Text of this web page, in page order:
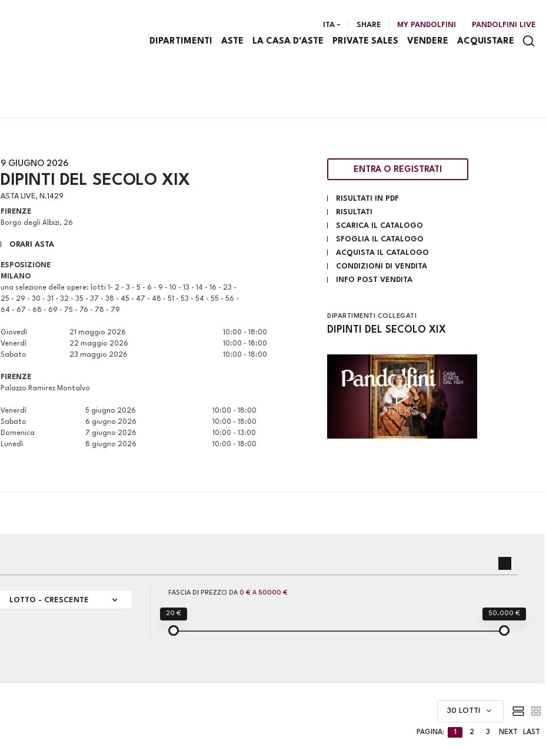
ITA SHARE MY PANDOLFINI PANDOLFINI LIVE
DIPARTIMENTI ASTE LA CASA D'ASTE PRIVATE SALES VENDERE ACQUISTARE
9 GIUGNO 2026
DIPINTI DEL SECOLO XIX
ASTA LIVE, N.1429
FIRENZE
Borgo degli Albizi, 26
ORARI ASTA
ESPOSIZIONE
MILANO
una selezione delle opere: lotti 1- 2 - 3 - 5 - 6 - 9 - 10 - 13 - 14 - 16 - 23 -
25 - 29 - 30 - 31 - 32 - 35 - 37 - 38 - 45 - 47 - 48 - 51 - 53 - 54 - 55 - 56 -
64 - 67 - 68 - 69 - 75 - 76 - 78 - 79
Giovedì 21 maggio 2026
10:00 - 18:00
Venerdì
22 maggio 2026
10:00 - 18:00
Sabato
23 maggio 2026 10:00 - 18:00
FIRENZE
Palazzo Ramirez Montalvo
Venerdì 5 giugno 2026
10:00 - 18:00
Sabato
6 giugno 2026
10:00 - 18:00
Domenica
7 giugno 2026
10:00 - 13:00
Lunedì
8 giugno 2026 10:00 - 18:00
ENTRA O REGISTRATI
RISULTATI IN PDF
RISULTATI
SCARICA IL CATALOGO
SFOGLIA IL CATALOGO
ACQUISTA IL CATALOGO
CONDIZIONI DI VENDITA
INFO POST VENDITA
DIPARTIMENTI COLLEGATI
DIPINTI DEL SECOLO XIX
FASCIA DI PREZZO DA 0 € A 50000 €
20 € 50.000 €
LOTTO - CRESCENTE
30 LOTTI
PAGINA: 1 2 3 NEXT LAST